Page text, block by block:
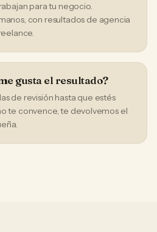
para tu negocio.
con resultados de agencia
gusta el resultado?
de revisión hasta que estés
te convence, te devolvemos el